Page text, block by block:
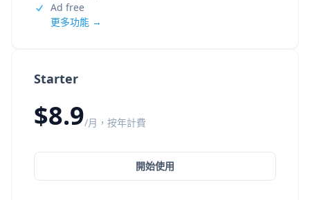
Starter
$8.9/月，按年計費
開始使用
Ad free
更多功能 →